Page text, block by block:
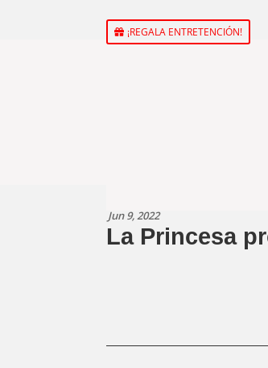
¡REGALA ENTRETENCIÓN!
Jun 9, 2022
La Princesa